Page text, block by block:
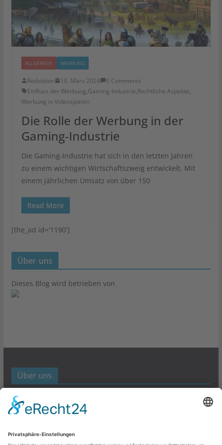
ALLGEMEIN WERBUNG
Redaktion 10. März 2024
0 Comments
Einfluss der Werbung,Gaming-Industrie,Rechtliche Aspekte,
Werbung in Videospielen
Die Rolle der Werbung in der
Gaming-Industrie
Die Gaming-Industrie hat sich in den letzten Jahren
zu einem wichtigen Wirtschaftszweig entwickelt. Mit
einem jährlichen Umsatz von über 150
Read More
[the_ad id='1190']
Über uns
Dieses Blog wird betrieben von
Über uns
Werbund- und Marketing Blog
Links
Datenschutz